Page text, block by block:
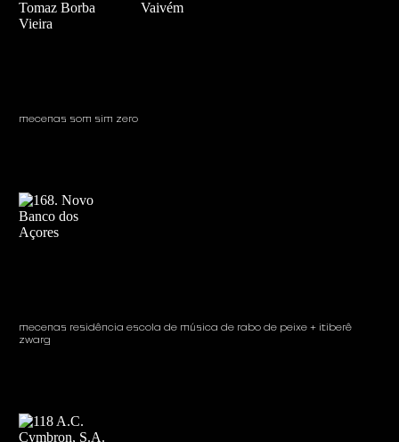
mecenas som sim zero
mecenas residência escola de música de rabo de peixe + itiberê
zwarg